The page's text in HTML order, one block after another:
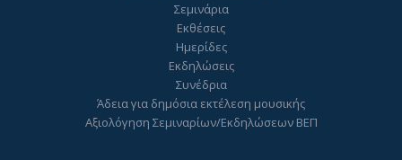
Σεμινάρια
Εκθέσεις
Ημερίδες
Εκδηλώσεις
Συνέδρια
Άδεια για δημόσια εκτέλεση μουσικής
Αξιολόγηση Σεμιναρίων/Εκδηλώσεων ΒΕΠ